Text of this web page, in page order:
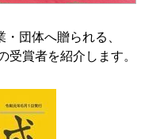
団体へ贈られる、
賞者を紹介します。